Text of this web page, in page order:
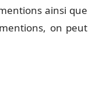
ainsi que
on peut